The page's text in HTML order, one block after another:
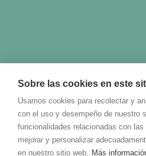
Sobre las cookies en este
Usamos cookies para recolectar y
con el uso y desempeño de nuestro
funcionalidades relacionadas con
mejorar y personalizar
en nuestro sitio web. Más